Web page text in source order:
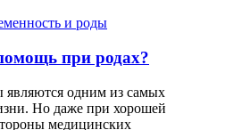
и роды
при родах?
одним из самых
Но даже при хорошей
медицинских